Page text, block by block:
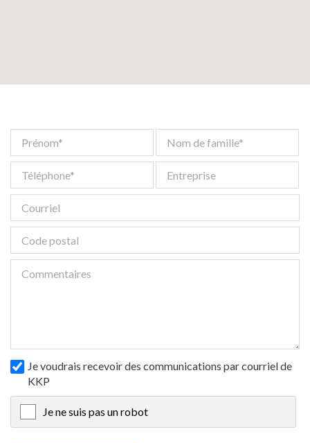
Je voudrais recevoir des communications par courriel de
KKP
Je ne suis pas un robot